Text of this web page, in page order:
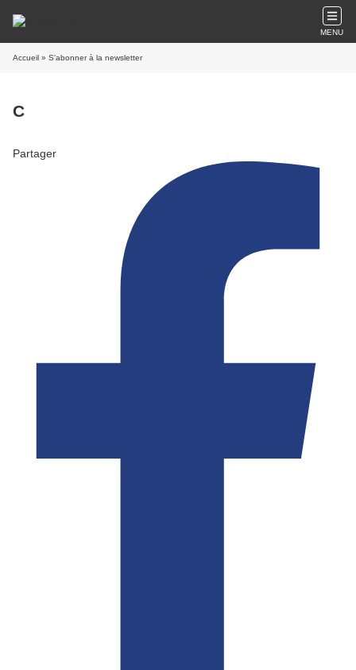
MENU
Accueil » S'abonner à la newsletter
C
Partager